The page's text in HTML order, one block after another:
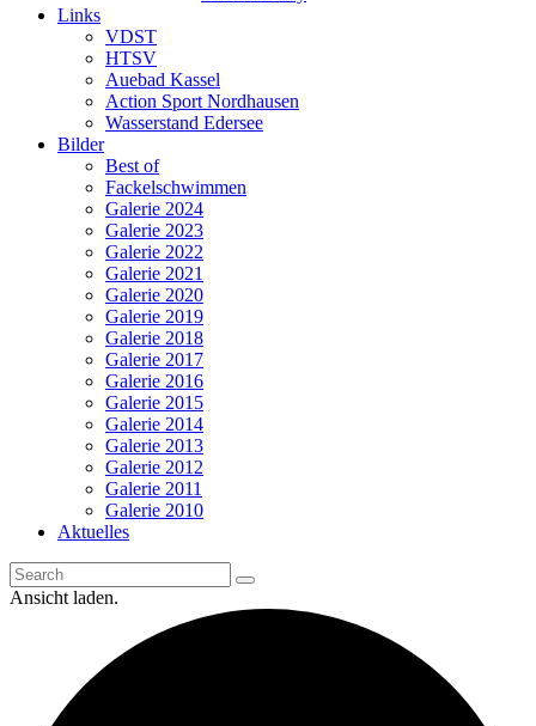
Links
VDST
HTSV
Auebad Kassel
Action Sport Nordhausen
Wasserstand Edersee
Bilder
Best of
Fackelschwimmen
Galerie 2024
Galerie 2023
Galerie 2022
Galerie 2021
Galerie 2020
Galerie 2019
Galerie 2018
Galerie 2017
Galerie 2016
Galerie 2015
Galerie 2014
Galerie 2013
Galerie 2012
Galerie 2011
Galerie 2010
Aktuelles
Ansicht laden.